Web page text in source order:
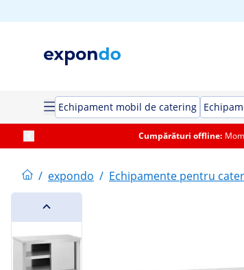
Echipament mobil de catering
Cumpărături offline:
/ expondo / Echipamente pentru